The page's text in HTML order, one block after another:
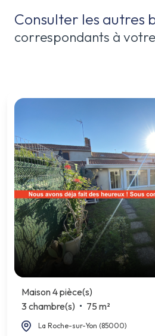
Consulter les autres
correspondants à
Maison 4 pièce(s)
3 chambre(s)
75 m²
La Roche-sur-Yon (85000)